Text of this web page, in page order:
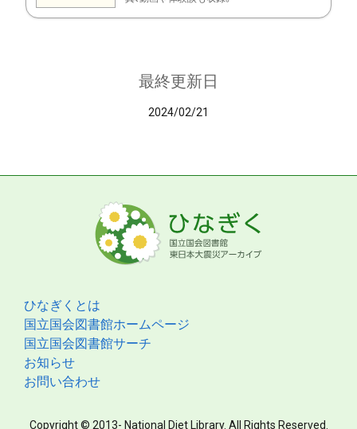
最終更新日
2024/02/21
ひなぎくとは
国立国会図書館ホームページ
国立国会図書館サーチ
お知らせ
お問い合わせ
Copyright © 2013- National Diet Library. All Rights Reserved.